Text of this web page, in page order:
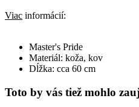
Viac informácií:
Master's Pride
Materiál: koža, kov
Dĺžka: cca 60 cm
Toto by vás tiež mohlo